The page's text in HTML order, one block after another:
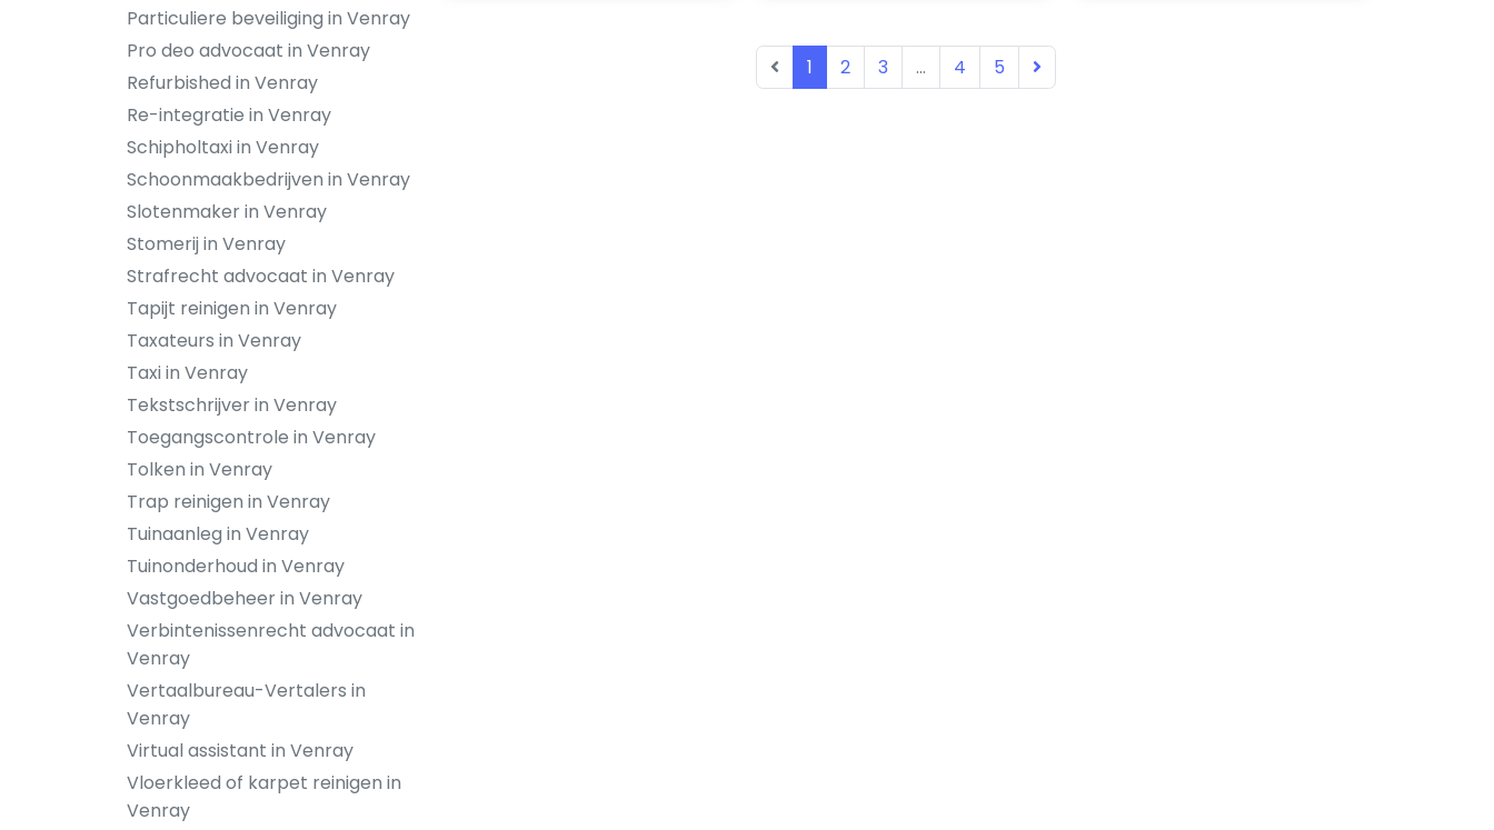
Particuliere beveiliging in Venray
Pro deo advocaat in Venray
Refurbished in Venray
Re-integratie in Venray
Schipholtaxi in Venray
Schoonmaakbedrijven in Venray
Slotenmaker in Venray
Stomerij in Venray
Strafrecht advocaat in Venray
Tapijt reinigen in Venray
Taxateurs in Venray
Taxi in Venray
Tekstschrijver in Venray
Toegangscontrole in Venray
Tolken in Venray
Trap reinigen in Venray
Tuinaanleg in Venray
Tuinonderhoud in Venray
Vastgoedbeheer in Venray
Verbintenissenrecht advocaat in
Venray
Vertaalbureau-Vertalers in
Venray
Virtual assistant in Venray
Vloerkleed of karpet reinigen in
Venray
1 2 3 ... 4 5